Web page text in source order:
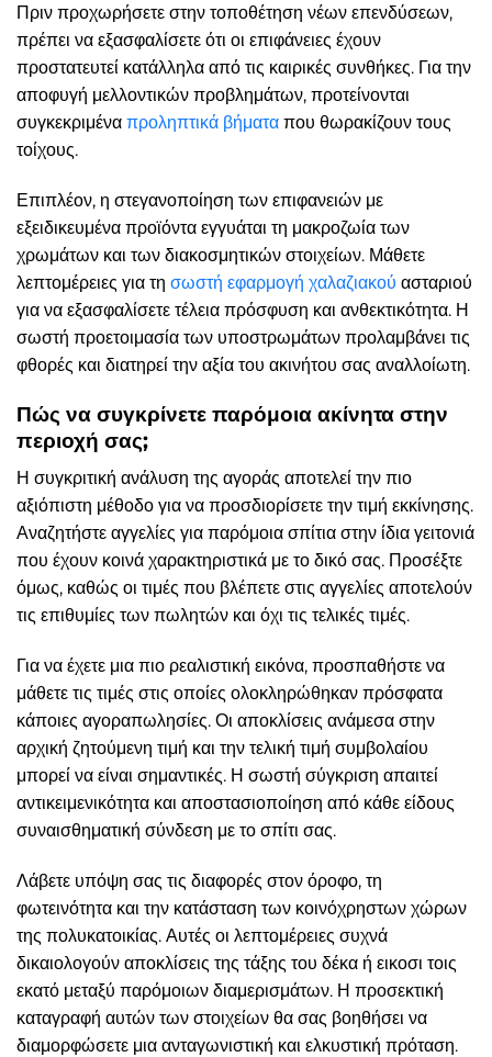
Πριν προχωρήσετε στην τοποθέτηση νέων επενδύσεων,
πρέπει να εξασφαλίσετε ότι οι επιφάνειες έχουν
προστατευτεί κατάλληλα από τις καιρικές συνθήκες. Για την
αποφυγή μελλοντικών προβλημάτων, προτείνονται
συγκεκριμένα προληπτικά βήματα που θωρακίζουν τους
τοίχους.
Επιπλέον, η στεγανοποίηση των επιφανειών με
εξειδικευμένα προϊόντα εγγυάται τη μακροζωία των
χρωμάτων και των διακοσμητικών στοιχείων. Μάθετε
λεπτομέρειες για τη σωστή εφαρμογή χαλαζιακού ασταριού
για να εξασφαλίσετε τέλεια πρόσφυση και ανθεκτικότητα. Η
σωστή προετοιμασία των υποστρωμάτων προλαμβάνει τις
φθορές και διατηρεί την αξία του ακινήτου σας αναλλοίωτη.
Πώς να συγκρίνετε παρόμοια ακίνητα στην
περιοχή σας;
Η συγκριτική ανάλυση της αγοράς αποτελεί την πιο
αξιόπιστη μέθοδο για να προσδιορίσετε την τιμή εκκίνησης.
Αναζητήστε αγγελίες για παρόμοια σπίτια στην ίδια γειτονιά
που έχουν κοινά χαρακτηριστικά με το δικό σας. Προσέξτε
όμως, καθώς οι τιμές που βλέπετε στις αγγελίες αποτελούν
τις επιθυμίες των πωλητών και όχι τις τελικές τιμές.
Για να έχετε μια πιο ρεαλιστική εικόνα, προσπαθήστε να
μάθετε τις τιμές στις οποίες ολοκληρώθηκαν πρόσφατα
κάποιες αγοραπωλησίες. Οι αποκλίσεις ανάμεσα στην
αρχική ζητούμενη τιμή και την τελική τιμή συμβολαίου
μπορεί να είναι σημαντικές. Η σωστή σύγκριση απαιτεί
αντικειμενικότητα και αποστασιοποίηση από κάθε είδους
συναισθηματική σύνδεση με το σπίτι σας.
Λάβετε υπόψη σας τις διαφορές στον όροφο, τη
φωτεινότητα και την κατάσταση των κοινόχρηστων χώρων
της πολυκατοικίας. Αυτές οι λεπτομέρειες συχνά
δικαιολογούν αποκλίσεις της τάξης του δέκα ή εικοσι τοις
εκατό μεταξύ παρόμοιων διαμερισμάτων. Η προσεκτική
καταγραφή αυτών των στοιχείων θα σας βοηθήσει να
διαμορφώσετε μια ανταγωνιστική και ελκυστική πρόταση.